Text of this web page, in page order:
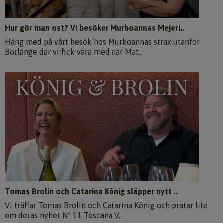
Hur gör man ost? Vi besöker Murboannas Mejeri..
Häng med på vårt besök hos Murboannas strax utanför
Borlänge där vi fick vara med när Mat..
Tomas Brolin och Catarina König släpper nytt ..
Vi träffar Tomas Brolin och Catarina König och pratar lite
om deras nyhet Nº 11 Toscana V..